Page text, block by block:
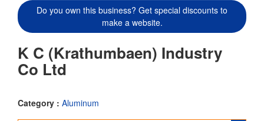
Do you own this business? Get special discounts to
make a website.
K C (Krathumbaen) Industry
Co Ltd
Category : Aluminum